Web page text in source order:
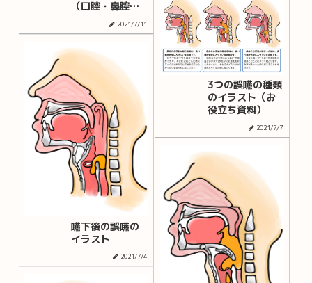
（口腔・鼻腔・
咽頭の解剖図）
2021/7/11
3つの誤嚥の種類
のイラスト（お
役立ち資料）
2021/7/7
嚥下後の誤嚥の
イラスト
2021/7/4